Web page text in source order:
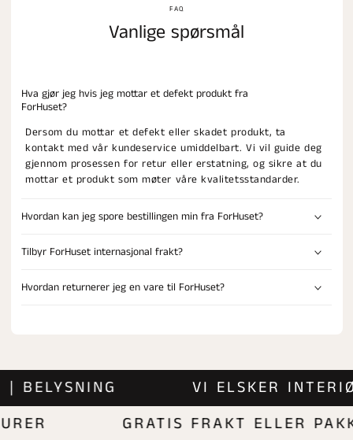
FAQ
Vanlige spørsmål
Hva gjør jeg hvis jeg mottar et defekt produkt fra
ForHuset?
Dersom du mottar et defekt eller skadet produkt, ta
kontakt med vår kundeservice umiddelbart. Vi vil guide deg
gjennom prosessen for retur eller erstatning, og sikre at du
mottar et produkt som møter våre kvalitetsstandarder.
Hvordan kan jeg spore bestillingen min fra ForHuset?
Tilbyr ForHuset internasjonal frakt?
Hvordan returnerer jeg en vare til ForHuset?
| BELYSNING
VI ELSKER
GRATIS FRAKT ELLER PAKKE